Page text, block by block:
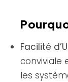
Facilité
conviviale
les